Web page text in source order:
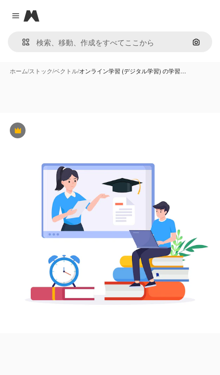
Close menu
Magnific
画像で
ホーム/ストック/ベクトル/オンライン学習 (デジタル学習) の学習…
Premium